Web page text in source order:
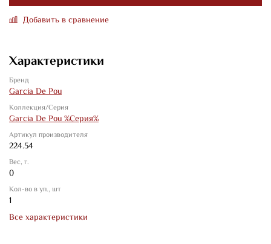
Добавить в сравнение
Характеристики
Бренд
Garcia De Pou
Коллекция/Серия
Garcia De Pou %Серия%
Артикул производителя
224.54
Вес, г.
0
Кол-во в уп., шт
1
Все характеристики